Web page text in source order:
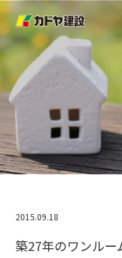
2015.09.18
築27年のワンル